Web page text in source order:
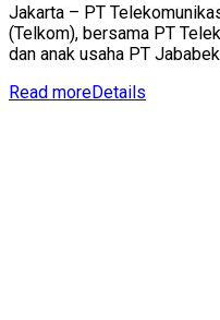
Jakarta – PT
(Telkom), bersama PT
dan anak usaha PT
Read moreDetails